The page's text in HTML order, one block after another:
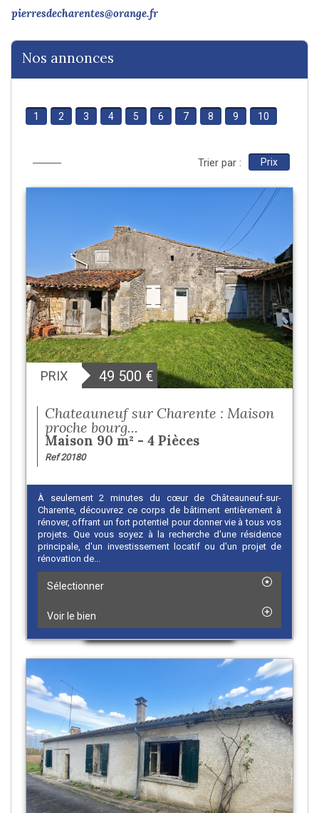
pierresdecharentes@orange.fr
Nos annonces
1 2 3 4 5 6 7 8 9 10
Trier par : Prix
PRIX 49 500 €
Chateauneuf sur Charente : Maison
proche bourg...
Maison 90 m² - 4 Pièces
Ref 20180
À seulement 2 minutes du cœur de Châteauneuf-sur-
Charente, découvrez ce corps de bâtiment entièrement à
rénover, offrant un fort potentiel pour donner vie à tous vos
projets. Que vous soyez à la recherche d'une résidence
principale, d'un investissement locatif ou d'un projet de
rénovation de...
Sélectionner
Voir le bien